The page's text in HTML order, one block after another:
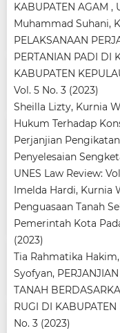
KABUPATEN AGAM ,
Muhammad Suhani,
PELAKSANAAN
PERTANIAN PADI DI
KABUPATEN
Vol. 5 No. 3 (2023)
Sheilla Lizty, Kurnia
Hukum Terhadap
Perjanjian
Penyelesaian
UNES Law Review:
Imelda Hardi, Kurnia
Penguasaan Tanah
Pemerintah Kota
(2023)
Tia Rahmatika
Syofyan,
TANAH
RUGI DI KABUPATEN
No. 3 (2023)